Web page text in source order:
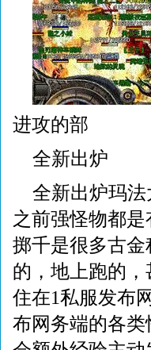
进攻的部
全新出炉
全新出炉玛
之前强怪物都
掷千是很多古
的，地上跑的
住在1私服发布
布网务端的各